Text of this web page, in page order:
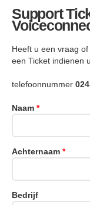
Support
Heeft u een vraag
een Ticket indienen
telefoonnummer
Naam *
Achternaam *
Bedrijf